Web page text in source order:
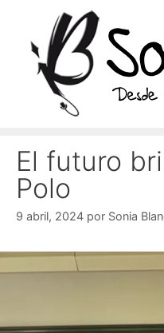
contenido
El futuro
Polo
9 abril, 2024 por Sonia